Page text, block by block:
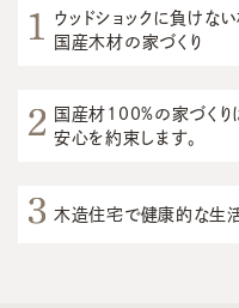
ウッドショックに負けな
国産木材の家づくり
国産材100%の家づくり
安心を約束します。
木造住宅で健康的な生活